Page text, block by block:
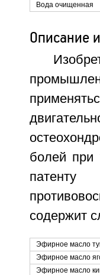
Вода очищенная
Описание
болей при
содержит
Эфирное масло
Эфирное масло
Эфирное масло